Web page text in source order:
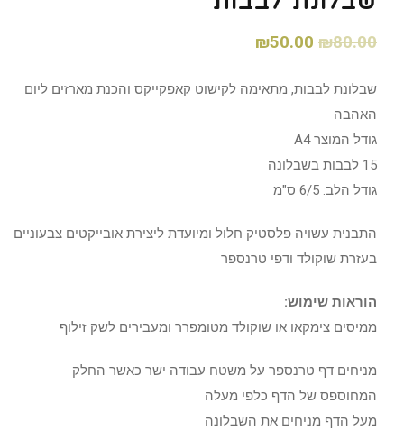
₪80.00
₪50.00
שבלונת לבבות, מתאימה לקישוט קאפקייקס והכנת מארזים ליום
האהבה
גודל המוצר A4
15 לבבות בשבלונה
גודל הלב: 6/5 ס"מ
התבנית עשויה פלסטיק חלול ומיועדת ליצירת אובייקטים צבעוניים
בעזרת שוקולד ודפי טרנספר
הוראות שימוש:
ממיסים צימקאו או שוקולד מטומפרר ומעבירים לשק זילוף
מניחים דף טרנספר על משטח עבודה ישר כאשר החלק
המחוספס של הדף כלפי מעלה
מעל הדף מניחים את השבלונה